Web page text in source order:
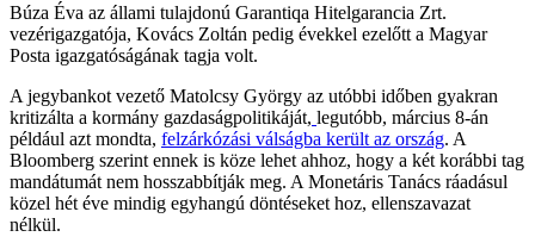
Búza Éva az állami tulajdonú Garantiqa Hitelgarancia Zrt.
vezérigazgatója, Kovács Zoltán pedig évekkel ezelőtt a Magyar
Posta igazgatóságának tagja volt.
A jegybankot vezető Matolcsy György az utóbbi időben gyakran
kritizálta a kormány gazdaságpolitikáját, legutóbb, március 8-án
például azt mondta, felzárkózási válságba került az ország. A
Bloomberg szerint ennek is köze lehet ahhoz, hogy a két korábbi tag
mandátumát nem hosszabbítják meg. A Monetáris Tanács ráadásul
közel hét éve mindig egyhangú döntéseket hoz, ellenszavazat
nélkül.